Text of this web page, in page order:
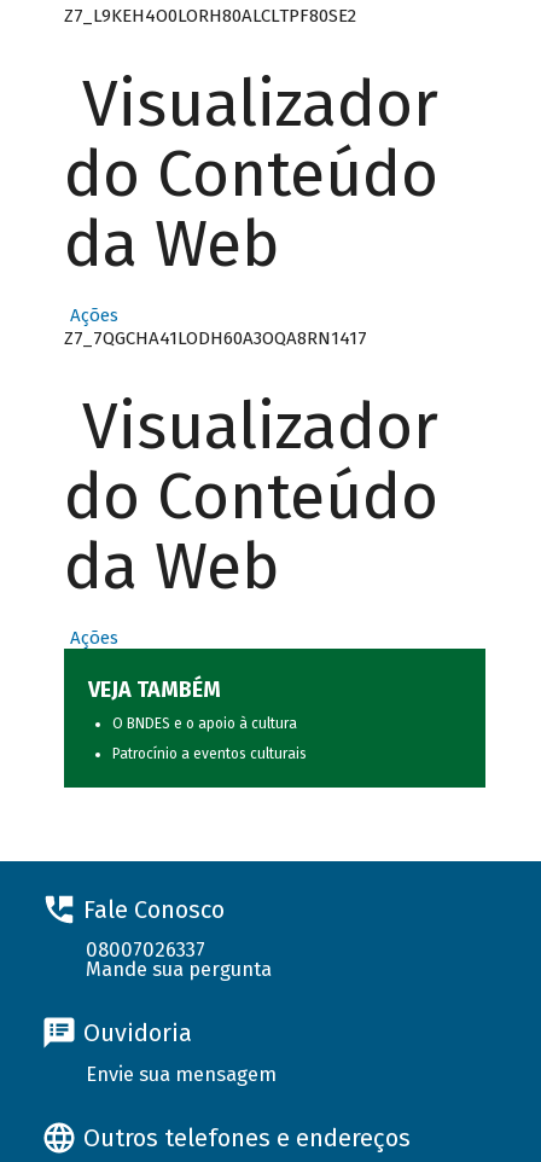
Z7_L9KEH4O0LORH80ALCLTPF80SE2
Visualizador
do Conteúdo
da Web
Ações
Z7_7QGCHA41LODH60A3OQA8RN1417
Visualizador
do Conteúdo
da Web
Ações
VEJA TAMBÉM
O BNDES e o apoio à cultura
Patrocínio a eventos culturais
Fale Conosco
08007026337
Mande sua pergunta
Ouvidoria
Envie sua mensagem
Outros telefones e endereços